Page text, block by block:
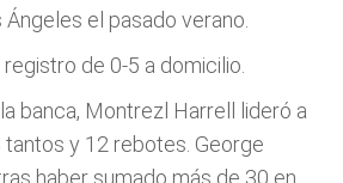
el pasado verano.
de 0-5 a domicilio.
banca, Montrezl Harrell lideró a
tantos y 12 rebotes. George
haber sumado más de 30 en